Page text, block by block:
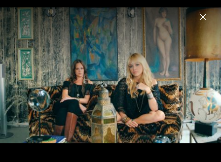
Menu
The Pierces
Home News Musik Videos Fotos Biografie
Pressebilder 2014